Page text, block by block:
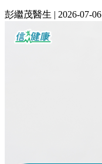
彭繼茂醫生 | 2026-07-06